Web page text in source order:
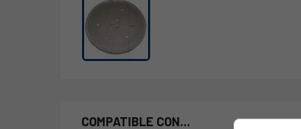
COMPATIBLE CON...